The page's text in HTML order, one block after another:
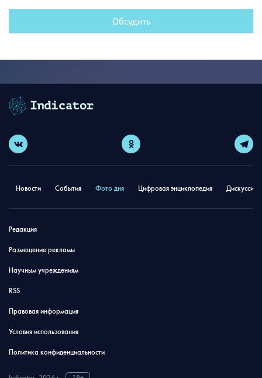
Обсудить
Новости События Фото дня Цифровая энциклопедия
Редакция
Размещение рекламы
Научным учреждениям
RSS
Правовая информация
Условия использования
Политика конфиденциальности